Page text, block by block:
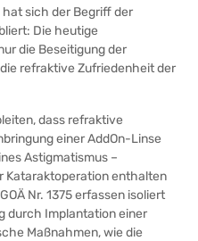
sich der Begriff der
Die heutige
die Beseitigung der
refraktive Zufriedenheit der
dass refraktive
einer AddOn-Linse
Astigmatismus –
Kataraktoperation enthalten
Nr. 1375 erfassen isoliert
durch Implantation einer
Maßnahmen, wie die